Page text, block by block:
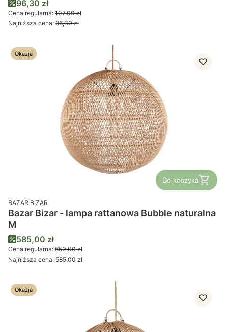
Cena promocyjna
96,30 zł
Cena regularna: 107,00 zł
Najniższa cena: 96,30 zł
Okazja
Do koszyka
PRODUCENT
BAZAR BIZAR
Bazar Bizar - lampa rattanowa Bubble naturalna
M
Cena promocyjna
585,00 zł
Cena regularna: 650,00 zł
Najniższa cena: 585,00 zł
Okazja